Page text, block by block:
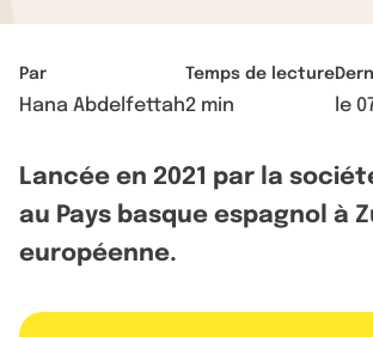
Par
Hana Abdelfettah
Temps de lecture
2 min le
Lancée en 2021 par la
au Pays basque espagnol à
européenne.